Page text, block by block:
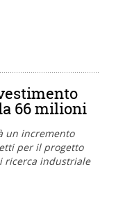
66 milioni
un incremento
per il progetto
ricerca industriale